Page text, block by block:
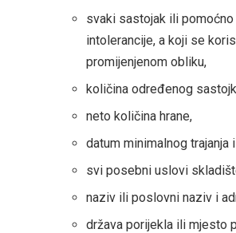
svaki sastojak ili
intolerancije, a koji se
promijenjenom obliku,
količina određenog
neto količina hrane,
datum minimalnog trajanja
svi posebni uslovi
naziv ili poslovni naziv i
država porijekla ili mjesto